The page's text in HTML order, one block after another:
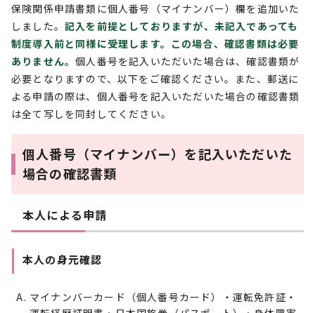
保険関係申請書類に個人番号（マイナンバー）欄を追加いた
しました。 記入を前提としておりますが、未記入であっても
制度導入前と同様に受理します。この場合、確認書類は必要
ありません。個人番号を記入いただいた場合は、確認書類が
必要となりますので、以下をご確認ください。また、郵送に
よる申請の際は、個人番号を記入いただいた場合の確認書類
は全て写しを同封してください。
個人番号（マイナンバー）を記入いただいた
場合の確認書類
本人による申請
本人の身元確認
マイナンバーカード（個人番号カード）・運転免許証・